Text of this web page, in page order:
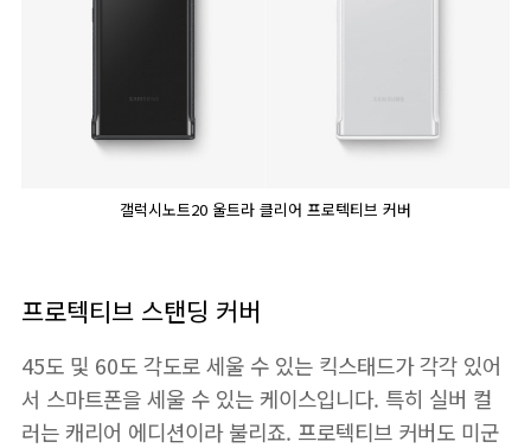
갤럭시노트20 울트라 클리어 프로텍티브 커버
프로텍티브 스탠딩 커버
45도 및 60도 각도로 세울 수 있는 킥스태드가 각각 있어
서 스마트폰을 세울 수 있는 케이스입니다. 특히 실버 컬
러는 캐리어 에디션이라 불리죠. 프로텍티브 커버도 미군